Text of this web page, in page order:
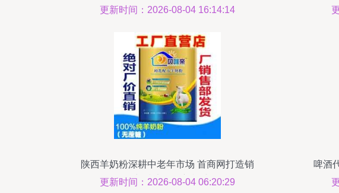
更新时间：2026-08-04 16:14:14
陕西羊奶粉深耕中老年市场 首商网打造销
售与技术服务新模式
更新时间：2026-08-04 06:20:29
啤酒